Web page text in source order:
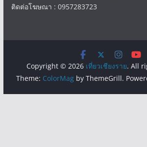
ติดต่อโฆษณา : 0957283723
Copyright © 2026 เที่ยวเชียงราย. All
Theme: ColorMagby ThemeGrill.